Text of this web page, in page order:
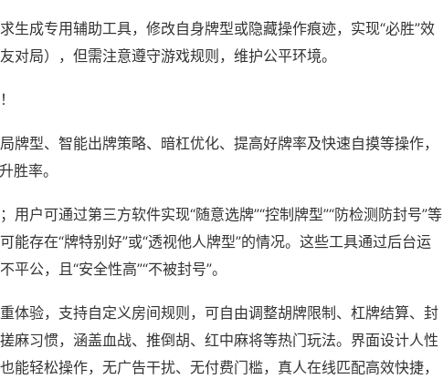
生成专用辅助工具，修改自身牌型或隐藏操作痕迹，实现“必胜”效
对局），但需注意遵守游戏规则，维护公平环境。
牌型、智能出牌策略、暗杠优化、提高好牌率及快速自摸等操作，
胜率。
用户可通过第三方软件实现“随意选牌”“控制牌型”“防检测防封号”等
能存在“牌特别好”或“透视他人牌型”的情况。这些工具通过后台运
公，且“安全性高”“不被封号”。
体验，支持自定义房间规则，可自由调整胡牌限制、杠牌结算、封
麻习惯，涵盖血战、推倒胡、红中麻将等热门玩法。界面设计人性
能轻松操作，无广告干扰、无付费门槛，真人在线匹配高效快捷，